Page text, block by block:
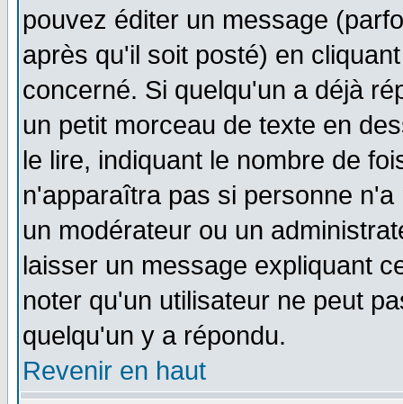
pouvez éditer un message
après qu'il soit posté) en
concerné. Si quelqu'un a déjà
un petit morceau de texte en
le lire, indiquant le nombre de
n'apparaîtra pas si personne
un modérateur ou un
laisser un message expliquant
noter qu'un utilisateur ne peut
quelqu'un y a répondu.
Revenir en haut